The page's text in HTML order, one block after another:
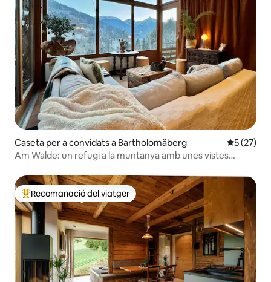
Caseta per a convidats a Bartholomäberg 5 de
5 (27)
Am Walde: un refugi a la muntanya amb unes vistes
Principals recomanacions dels viatgers
Recomanació del viatger